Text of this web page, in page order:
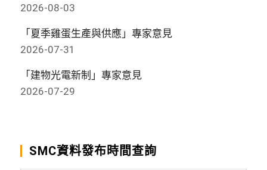
2026-08-03
「夏季雞蛋生產與供應」專家意見
2026-07-31
「建物光電新制」專家意見
2026-07-29
SMC資料發布時間查詢